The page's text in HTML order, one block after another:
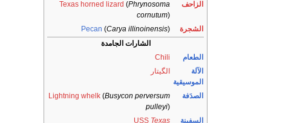
الزاحف
Texas horned lizard (Phrynosoma
cornutum)
الشجرة
Pecan (Carya illinoinensis)
الشارات الجامدة
الطعام
Chili
الآلة
الموسيقية
الگيتار
الصدَفة Lightning whelk (Busycon perversum
pulleyi)
السفينة
USS Texas